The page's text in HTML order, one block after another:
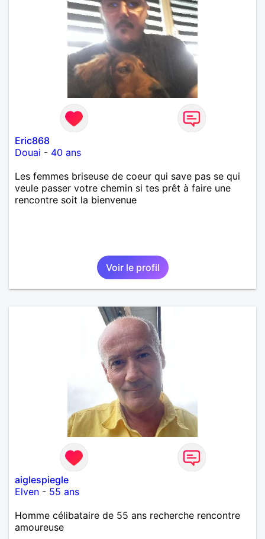
Eric868
Douai - 40 ans
Les femmes briseuse de coeur qui save pas se qui
veule passer votre chemin si tes prêt à faire une
rencontre soit la bienvenue
Voir le profil
aiglespiegle
Elven - 55 ans
Homme célibataire de 55 ans recherche rencontre
amoureuse